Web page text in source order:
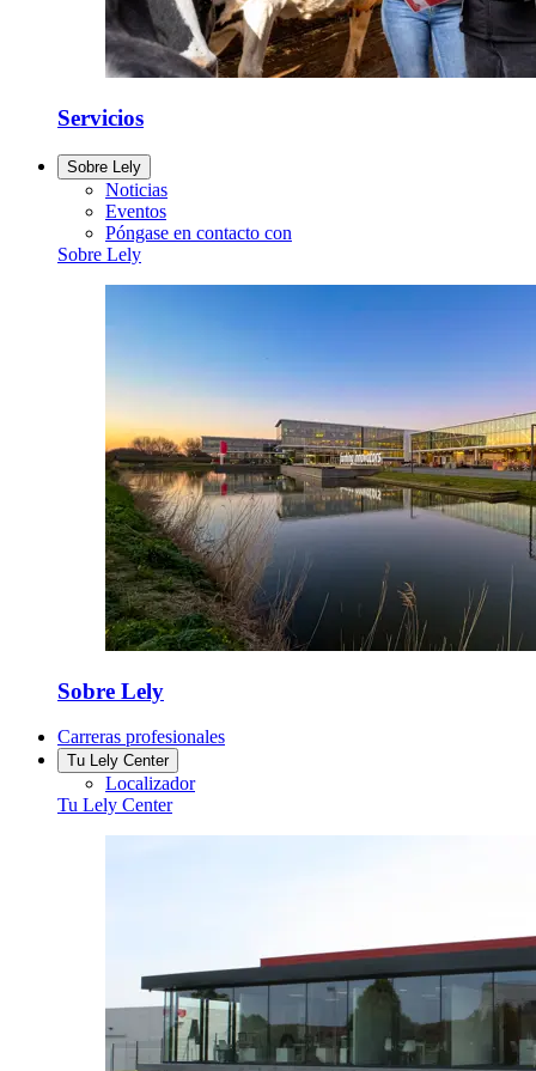
Servicios
Sobre Lely
Noticias
Eventos
Póngase en contacto con
Sobre Lely
Sobre Lely
Carreras profesionales
Tu Lely Center
Localizador
Tu Lely Center